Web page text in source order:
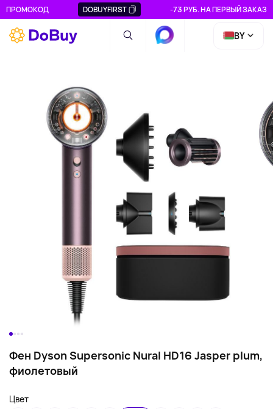
ПРОМОКОД DOBUYFIRST -73 РУБ. НА ПЕРВЫЙ ЗАКАЗ
BY
Фен Dyson Supersonic Nural HD16 Jasper plum,
фиолетовый
Цвет